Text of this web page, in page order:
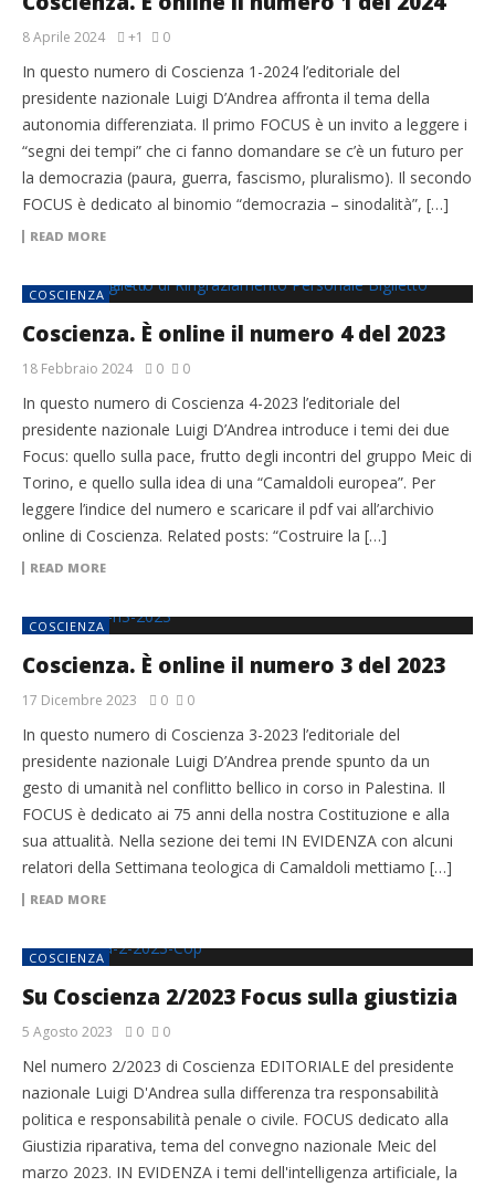
8 Aprile 2024 +1 0
In questo numero di Coscienza 1-2024 l’editoriale del
presidente nazionale Luigi D’Andrea affronta il tema della
autonomia differenziata. Il primo FOCUS è un invito a leggere i
“segni dei tempi” che ci fanno domandare se c’è un futuro per
la democrazia (paura, guerra, fascismo, pluralismo). Il secondo
FOCUS è dedicato al binomio “democrazia – sinodalità”, […]
READ MORE
COSCIENZA
Coscienza. È online il numero 4 del 2023
18 Febbraio 2024 0 0
In questo numero di Coscienza 4-2023 l’editoriale del
presidente nazionale Luigi D’Andrea introduce i temi dei due
Focus: quello sulla pace, frutto degli incontri del gruppo Meic di
Torino, e quello sulla idea di una “Camaldoli europea”. Per
leggere l’indice del numero e scaricare il pdf vai all’archivio
online di Coscienza. Related posts: “Costruire la […]
READ MORE
COSCIENZA
Coscienza. È online il numero 3 del 2023
17 Dicembre 2023 0 0
In questo numero di Coscienza 3-2023 l’editoriale del
presidente nazionale Luigi D’Andrea prende spunto da un
gesto di umanità nel conflitto bellico in corso in Palestina. Il
FOCUS è dedicato ai 75 anni della nostra Costituzione e alla
sua attualità. Nella sezione dei temi IN EVIDENZA con alcuni
relatori della Settimana teologica di Camaldoli mettiamo […]
READ MORE
COSCIENZA
Su Coscienza 2/2023 Focus sulla giustizia
5 Agosto 2023 0 0
Nel numero 2/2023 di Coscienza EDITORIALE del presidente
nazionale Luigi D'Andrea sulla differenza tra responsabilità
politica e responsabilità penale o civile. FOCUS dedicato alla
Giustizia riparativa, tema del convegno nazionale Meic del
marzo 2023. IN EVIDENZA i temi dell'intelligenza artificiale, la